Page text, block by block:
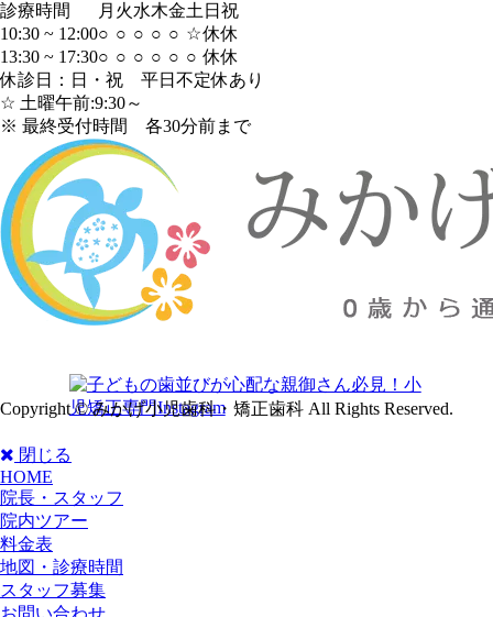
診療時間
月 火水木金土 日 祝
10:30 ~ 12:00○ ○ ○ ○ ○ ☆休休
13:30 ~ 17:30○ ○ ○ ○ ○ ○ 休休
休診日：日・祝 平日不定休あり
☆ 土曜午前:9:30～
※ 最終受付時間 各30分前まで
Copyright © みかげ小児歯科・矯正歯科 All Rights Reserved.
閉じる
HOME
院長・スタッフ
院内ツアー
料金表
地図・診療時間
スタッフ募集
お問い合わせ